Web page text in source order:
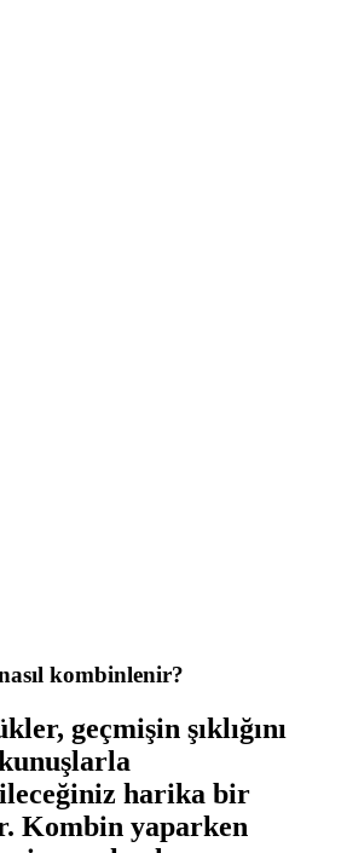
kombinlenir?
geçmişin şıklığını
harika bir
Kombin yaparken